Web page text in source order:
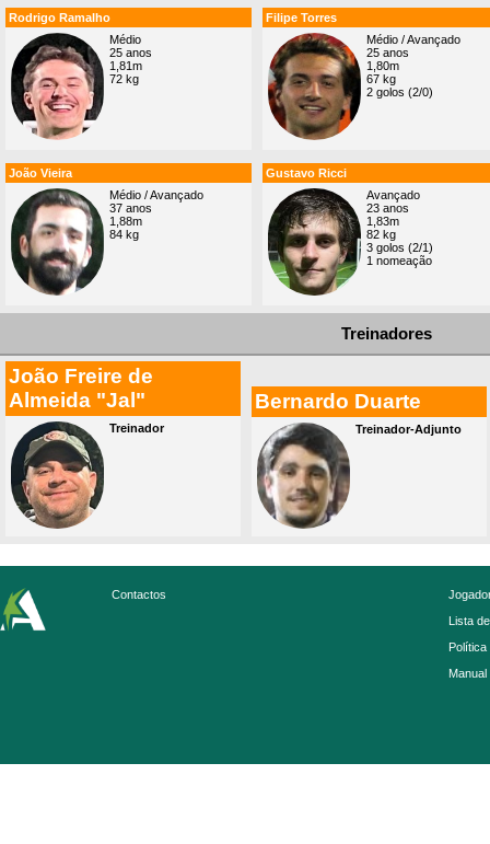
Rodrigo Ramalho
Médio
25 anos
1,81m
72 kg
Filipe Torres
Médio / Avançado
25 anos
1,80m
67 kg
2 golos (2/0)
João Vieira
Médio / Avançado
37 anos
1,88m
84 kg
Gustavo Ricci
Avançado
23 anos
1,83m
82 kg
3 golos (2/1)
1 nomeação
Treinadores
João Freire de
Almeida "Jal"
Treinador
Bernardo Duarte
Treinador-Adjunto
Contactos
Lista